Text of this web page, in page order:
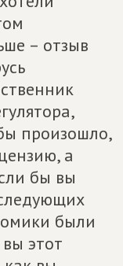
– отзыв
произошло,
а
бы вы
были
этот